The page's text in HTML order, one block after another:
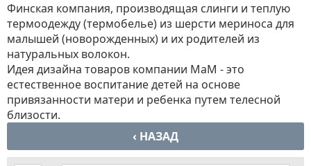
Финская компания, производящая слинги и теплую
термоодежду (термобелье) из шерсти мериноса для
малышей (новорожденных) и их родителей из
натуральных волокон.
Идея дизайна товаров компании MaM - это
естественное воспитание детей на основе
привязанности матери и ребенка путем телесной
близости.
‹ НАЗАД